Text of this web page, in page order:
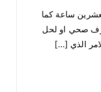
ساعة كما
صرف صحي او لحل
الذي […]